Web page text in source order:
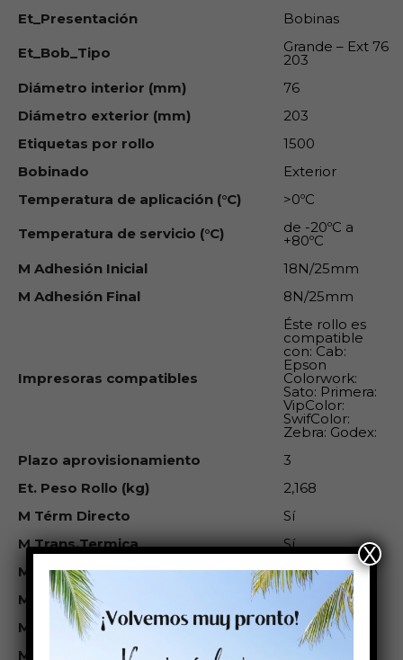
Et_Presentación
Bobinas
Et_Bob_Tipo
Grande – Ext 76
203
Diámetro interior (mm)
76
Diámetro exterior (mm)
203
Etiquetas por rollo
1500
Bobinado
Exterior
Temperatura de aplicación (°C)
>0ºC
Temperatura de servicio (°C)
de -20ºC a
+80ºC
M Adhesión Inicial
18N/25mm
M Adhesión Final
8N/25mm
Impresoras compatibles
Éste rollo es
compatible
con: Cab:
Epson
Colorwork:
Sato: Primera:
VipColor:
SwifColor:
Zebra: Godex:
Plazo aprovisionamiento
3
Et. Peso Rollo (kg)
2,168
M Térm Directo
Sí
M Trans.Termica
Sí
M Inkjet
No
M Láser
No
M Res.Agua
Baja
M Res.Ag.Salada
Baja
X